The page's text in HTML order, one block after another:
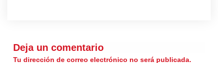
Deja un comentario
Tu dirección de correo electrónico no será publicada.